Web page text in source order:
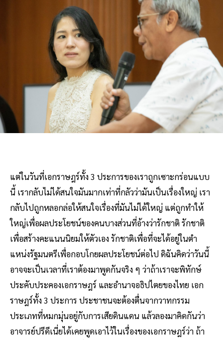
แต่ในวันที่เอกราษฎร์ทั้ง 3 ประการของเราถูกเซาะกร่อนแบบ
นี้ เรากลับไม่ได้สนใจมันมากเท่าที่กลัวว่ามันเป็นเรื่องใหญ่ เรา
กลับไปถูกหลอกล่อให้สนใจเรื่องที่มันไม่ได้ใหญ่ แต่ถูกทําให้
ใหญ่เพื่อผลประโยชน์ของคนบางส่วนที่อ้างว่ารักชาติ รักชาติ
เพื่อสร้างคะแนนนิยมให้ตัวเอง รักชาติเพื่อที่จะได้อยู่ในตํา
แหน่งรัฐมนตรีเพื่อกอบโกยผลประโยชน์ต่อไป ดิฉันคิดว่าวันนี้
อาจจะเป็นเวลาที่เราต้องมาพูดกันจริง ๆ ว่าถ้าเราจะพิทักษ์
ประคับประคองเอกราษฎร์ และอํานาจอธิปไตยของไทย เอก
ราษฎร์ทั้ง 3 ประการ ประชาชนจะต้องตื่นจากวาทกรรม
ประเภทที่หมกมุ่นอยู่กับการเสียดินแดน แล้วลองมาคิดกันว่า
อาจารย์ปรีดีเนี่ยได้เคยพูดเอาไว้ในเรื่องของเอกราษฎร์ว่า ถ้า